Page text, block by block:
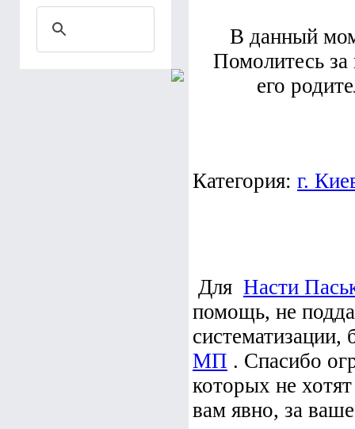
В данный
Помолитесь за
его
Категория: г.
Для Насти
помощь, не
систематизации,
МП . Спасибо
которых не
вам явно, за